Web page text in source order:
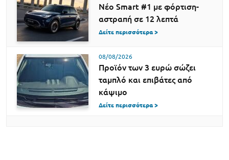
Νέο Smart #1 με φόρτιση-
αστραπή σε 12 λεπτά
Δείτε περισσότερα >
08/08/2026
Προϊόν των 3 ευρώ σώζει
ταμπλό και επιβάτες από
κάψιμο
Δείτε περισσότερα >